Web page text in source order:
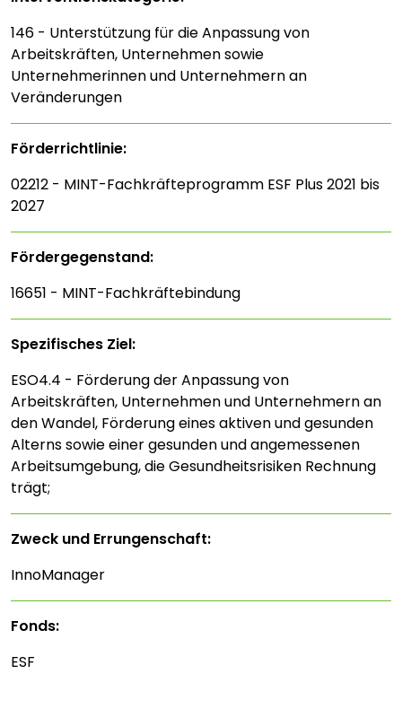
146 - Unterstützung für die Anpassung von
Arbeitskräften, Unternehmen sowie
Unternehmerinnen und Unternehmern an
Veränderungen
Förderrichtlinie:
02212 - MINT-Fachkräfteprogramm ESF Plus 2021 bis
2027
Fördergegenstand:
16651 - MINT-Fachkräftebindung
Spezifisches Ziel:
ESO4.4 - Förderung der Anpassung von
Arbeitskräften, Unternehmen und Unternehmern an
den Wandel, Förderung eines aktiven und gesunden
Alterns sowie einer gesunden und angemessenen
Arbeitsumgebung, die Gesundheitsrisiken Rechnung
trägt;
Zweck und Errungenschaft:
InnoManager
Fonds:
ESF